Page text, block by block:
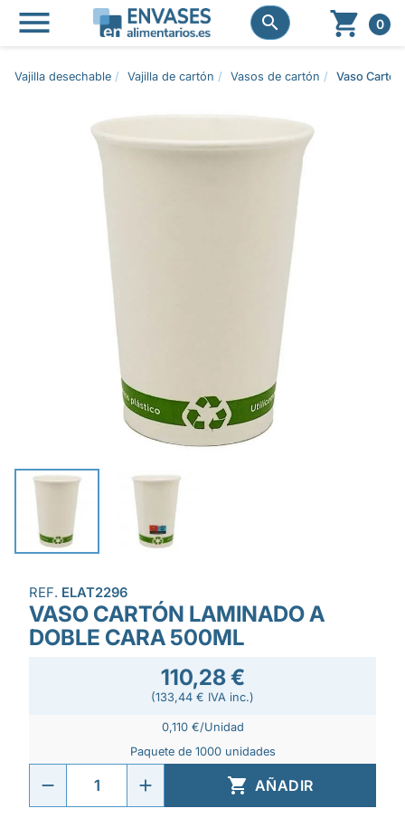
 
  0
Vajilla desechable Vajilla de cartón Vasos de cartón Vaso
REF. ELAT2296
VASO CARTÓN LAMINADO A
DOBLE CARA 500ML
110,28 €
(133,44 € IVA inc.)
0,110 €/Unidad
Paquete de 1000 unidades
 AÑADIR